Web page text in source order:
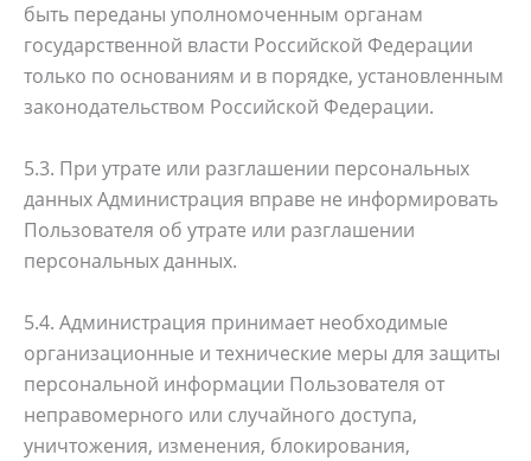
быть переданы уполномоченным органам
государственной власти Российской Федерации
только по основаниям и в порядке, установленным
законодательством Российской Федерации.
5.3. При утрате или разглашении персональных
данных Администрация вправе не информировать
Пользователя об утрате или разглашении
персональных данных.
5.4. Администрация принимает необходимые
организационные и технические меры для защиты
персональной информации Пользователя от
неправомерного или случайного доступа,
уничтожения, изменения, блокирования,